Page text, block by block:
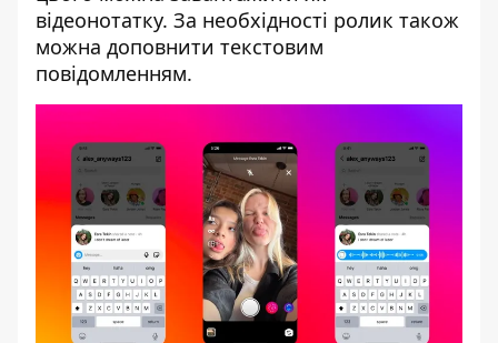
відеонотатку. За необхідності ролик також
можна доповнити текстовим
повідомленням.